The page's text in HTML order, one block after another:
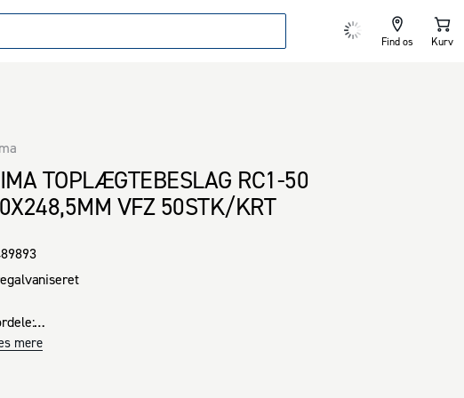
Find os Kurv
TOPLÆGTEBESLAG RC1-50
VFZ 50STK/KRT
stål med 20 µm for lang holdbarhed
mere